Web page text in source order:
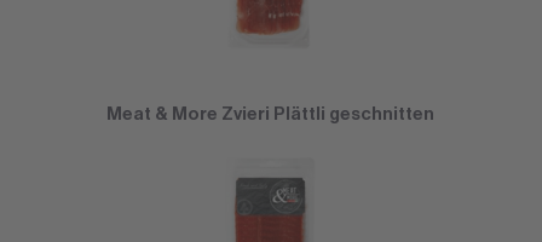
Meat & More Zvieri Plättli geschnitten